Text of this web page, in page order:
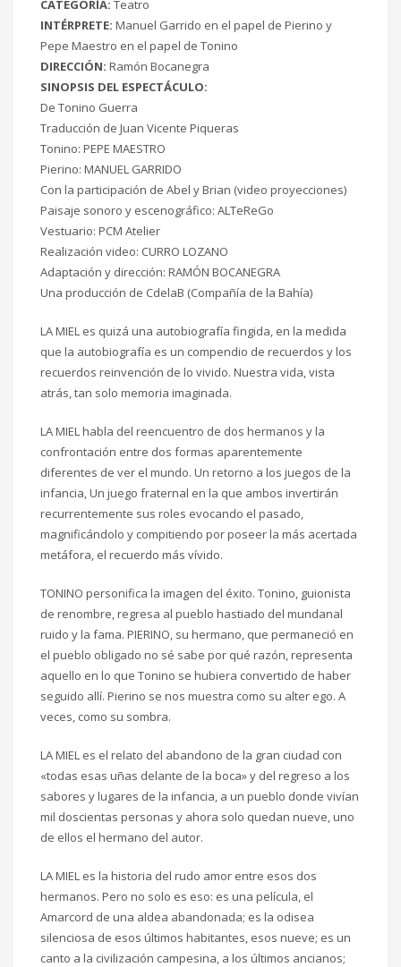
CATEGORÍA: Teatro
INTÉRPRETE: Manuel Garrido en el papel de Pierino y
Pepe Maestro en el papel de Tonino
DIRECCIÓN: Ramón Bocanegra
SINOPSIS DEL ESPECTÁCULO:
De Tonino Guerra
Traducción de Juan Vicente Piqueras
Tonino: PEPE MAESTRO
Pierino: MANUEL GARRIDO
Con la participación de Abel y Brian (video proyecciones)
Paisaje sonoro y escenográfico: ALTeReGo
Vestuario: PCM Atelier
Realización video: CURRO LOZANO
Adaptación y dirección: RAMÓN BOCANEGRA
Una producción de CdelaB (Compañía de la Bahía)
LA MIEL es quizá una autobiografía fingida, en la medida
que la autobiografía es un compendio de recuerdos y los
recuerdos reinvención de lo vivido. Nuestra vida, vista
atrás, tan solo memoria imaginada.
LA MIEL habla del reencuentro de dos hermanos y la
confrontación entre dos formas aparentemente
diferentes de ver el mundo. Un retorno a los juegos de la
infancia, Un juego fraternal en la que ambos invertirán
recurrentemente sus roles evocando el pasado,
magnificándolo y compitiendo por poseer la más acertada
metáfora, el recuerdo más vívido.
TONINO personifica la imagen del éxito. Tonino, guionista
de renombre, regresa al pueblo hastiado del mundanal
ruido y la fama. PIERINO, su hermano, que permaneció en
el pueblo obligado no sé sabe por qué razón, representa
aquello en lo que Tonino se hubiera convertido de haber
seguido allí. Pierino se nos muestra como su alter ego. A
veces, como su sombra.
LA MIEL es el relato del abandono de la gran ciudad con
«todas esas uñas delante de la boca» y del regreso a los
sabores y lugares de la infancia, a un pueblo donde vivían
mil doscientas personas y ahora solo quedan nueve, uno
de ellos el hermano del autor.
LA MIEL es la historia del rudo amor entre esos dos
hermanos. Pero no solo es eso: es una película, el
Amarcord de una aldea abandonada; es la odisea
silenciosa de esos últimos habitantes, esos nueve; es un
canto a la civilización campesina, a los últimos ancianos;